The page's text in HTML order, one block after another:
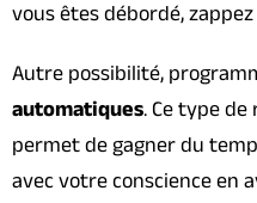
vous êtes débordé,
Autre possibilité,
automatiques. Ce type
permet de gagner du
avec votre conscience en